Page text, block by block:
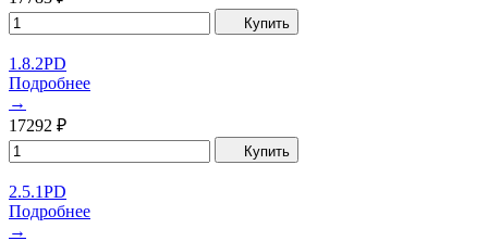
Купить
1.8.2PD
Подробнее
→
17292 ₽
Купить
2.5.1PD
Подробнее
→